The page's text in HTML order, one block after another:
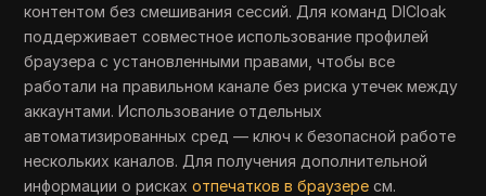
контентом без смешивания сессий. Для команд DICloak
поддерживает совместное использование профилей
браузера с установленными правами, чтобы все
работали на правильном канале без риска утечек между
аккаунтами. Использование отдельных
автоматизированных сред — ключ к безопасной работе
нескольких каналов. Для получения дополнительной
информации о рискахотпечатков в браузере см.